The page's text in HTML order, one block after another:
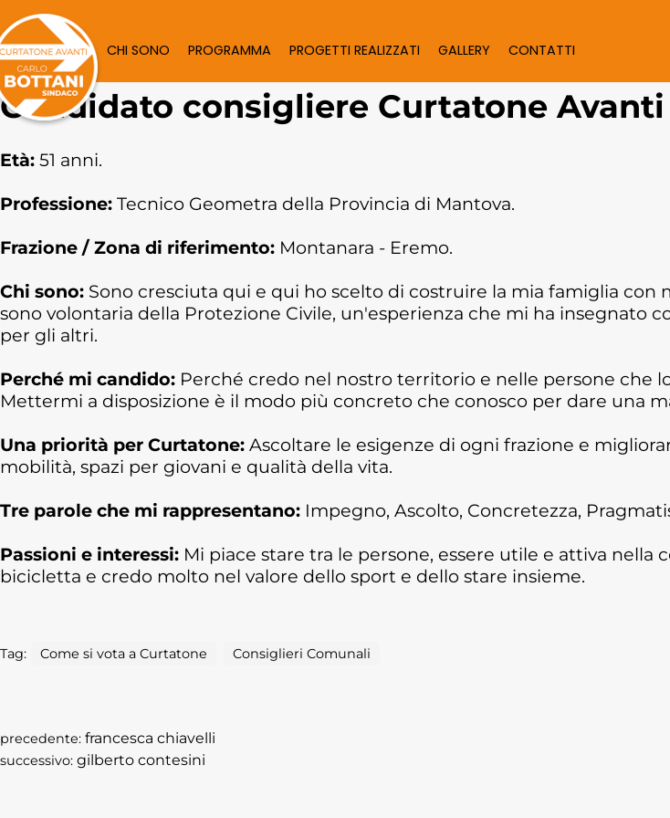
CHI SONO PROGRAMMA PROGETTI REALIZZATI GALLERY CONTATTI
Cinzia Cicola
Candidato consigliere Curtatone
Età: 51 anni.
Professione: Tecnico Geometra della Provincia di Mantova.
Frazione / Zona di riferimento: Montanara - Eremo.
Chi sono: Sono cresciuta qui e qui ho scelto di costruire la mia famiglia con
sono volontaria della Protezione Civile, un'esperienza che mi ha insegnato
per gli altri.
Perché mi candido: Perché credo nel nostro territorio e nelle persone che
Mettermi a disposizione è il modo più concreto che conosco per dare una
Una priorità per Curtatone: Ascoltare le esigenze di ogni frazione e
mobilità, spazi per giovani e qualità della vita.
Tre parole che mi rappresentano: Impegno, Ascolto, Concretezza,
Passioni e interessi: Mi piace stare tra le persone, essere utile e attiva nella
bicicletta e credo molto nel valore dello sport e dello stare insieme.
Tag: Come si vota a Curtatone Consiglieri Comunali
precedente: francesca chiavelli
successivo: gilberto contesini